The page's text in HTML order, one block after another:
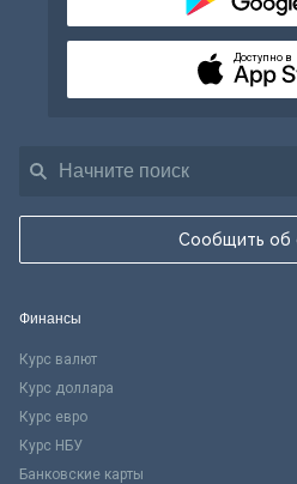
Сообщить об
Доступно в
Финансы
Курс валют
Курс доллара
Курс евро
Курс НБУ
Банковские карты